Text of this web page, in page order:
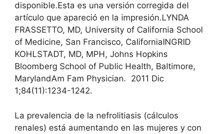
disponible.Esta es una versión corregida del
artículo que apareció en la impresión.LYNDA
FRASSETTO, MD, University of California School
of Medicine, San Francisco, CaliforniaINGRID
KOHLSTADT, MD, MPH, Johns Hopkins
Bloomberg School of Public Health, Baltimore,
MarylandAm Fam Physician. 2011 Dic
1;84(11):1234-1242.
La prevalencia de la nefrolitiasis (cálculos
renales) está aumentando en las mujeres y con